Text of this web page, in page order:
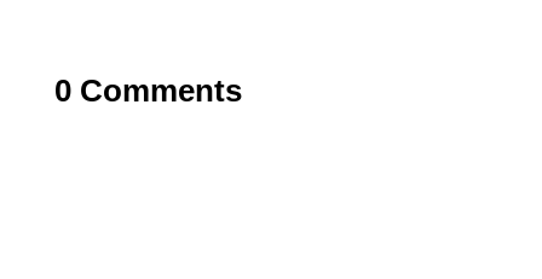
0 Comments